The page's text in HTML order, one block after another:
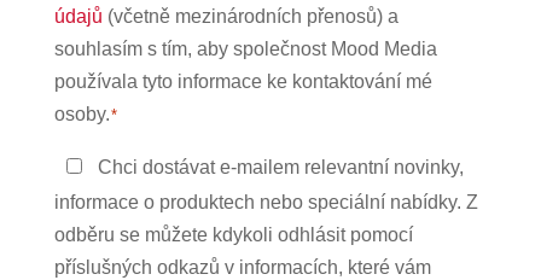
osobních
údajů
*
údajů (včetně mezinárodních přenosů) a
souhlasím s tím, aby společnost Mood Media
používala tyto informace ke kontaktování mé
osoby.*
Zůstaňte
v
kontaktu
Chci dostávat e-mailem relevantní novinky,
informace o produktech nebo speciální nabídky. Z
odběru se můžete kdykoli odhlásit pomocí
příslušných odkazů v informacích, které vám